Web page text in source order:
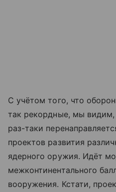
С учётом того, что
так рекордные, мы видим,
раз-таки
проектов развития
ядерного оружия. Идёт
межконтинентального
вооружения. Кстати,